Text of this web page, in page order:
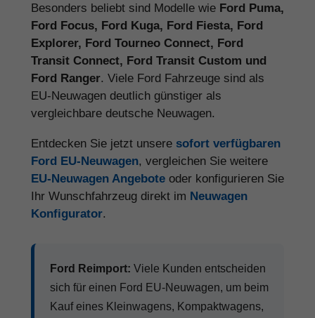
Besonders beliebt sind Modelle wie Ford Puma,
Ford Focus, Ford Kuga, Ford Fiesta, Ford
Explorer, Ford Tourneo Connect, Ford
Transit Connect, Ford Transit Custom und
Ford Ranger. Viele Ford Fahrzeuge sind als
EU-Neuwagen deutlich günstiger als
vergleichbare deutsche Neuwagen.
Entdecken Sie jetzt unsere sofort verfügbaren
Ford EU-Neuwagen, vergleichen Sie weitere
EU-Neuwagen Angebote oder konfigurieren Sie
Ihr Wunschfahrzeug direkt im Neuwagen
Konfigurator.
Ford Reimport: Viele Kunden entscheiden
sich für einen Ford EU-Neuwagen, um beim
Kauf eines Kleinwagens, Kompaktwagens,